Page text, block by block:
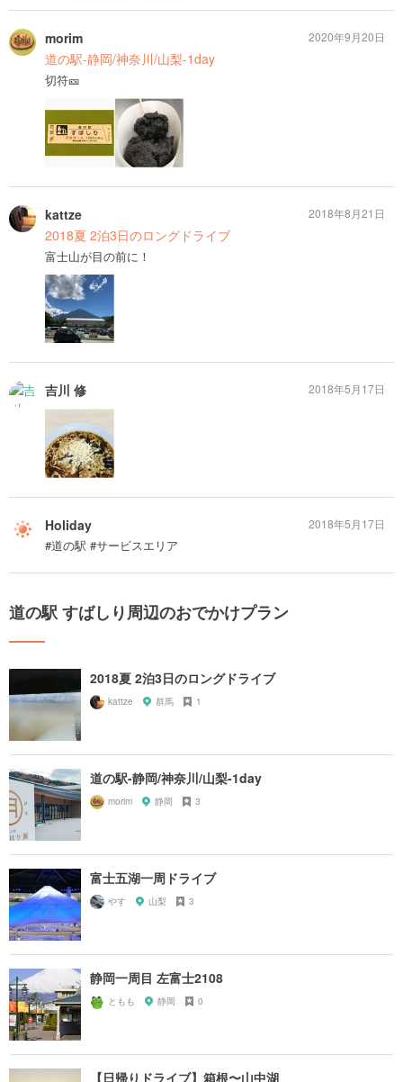
morim
道の駅-静岡/神奈川/山梨-1day
切符🎫
2020年9月20日
kattze
2018夏 2泊3日のロングドライブ
富士山が目の前に！
2018年8月21日
吉川 修 2018年5月17日
Holiday
#道の駅 #サービスエリア
2018年5月17日
道の駅 すばしり周辺のおでかけプラン
2018夏 2泊3日のロングドライブ
kattze 群馬 1
道の駅-静岡/神奈川/山梨-1day
morim 静岡 3
富士五湖一周ドライブ
やす 山梨 3
静岡一周目 左富士2108
ともも 静岡 0
【日帰りドライブ】箱根〜山中湖